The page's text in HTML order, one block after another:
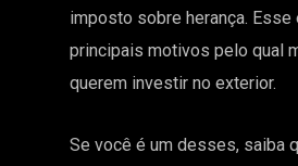
imposto sobre herança. Esse
principais motivos pelo qual
querem investir no exterior.
Se você é um desses, saiba